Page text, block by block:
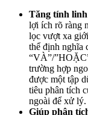
Tăng tính
lợi ích rõ ràng
lọc vượt xa
thể định nghĩa
“VÀ”/
trường hợp
được một tập
tiêu phân tích
ngoài để xử lý.
Giúp phân